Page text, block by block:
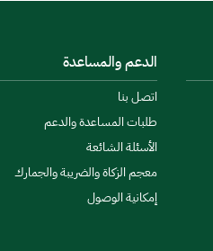
الدعم والمساعدة
اتصل بنا
طلبات المساعدة والدعم
الأسئلة الشائعة
معجم الزكاة والضريبة والجمارك
إمكانية الوصول